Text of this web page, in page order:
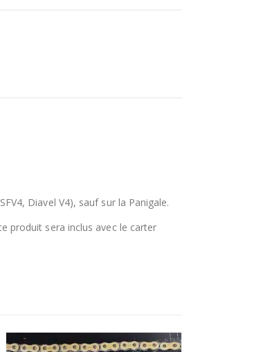
Diavel V4), sauf sur la Panigale.
produit sera inclus avec le carter